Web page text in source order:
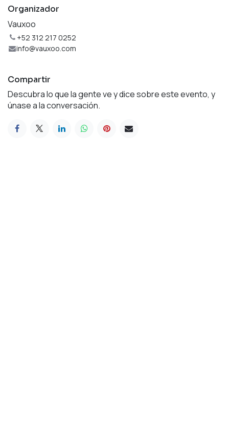
Organizador
Vauxoo
+52 312 217 0252
info@vauxoo.com
Compartir
Descubra lo que la gente ve y dice sobre este evento, y
únase a la conversación.